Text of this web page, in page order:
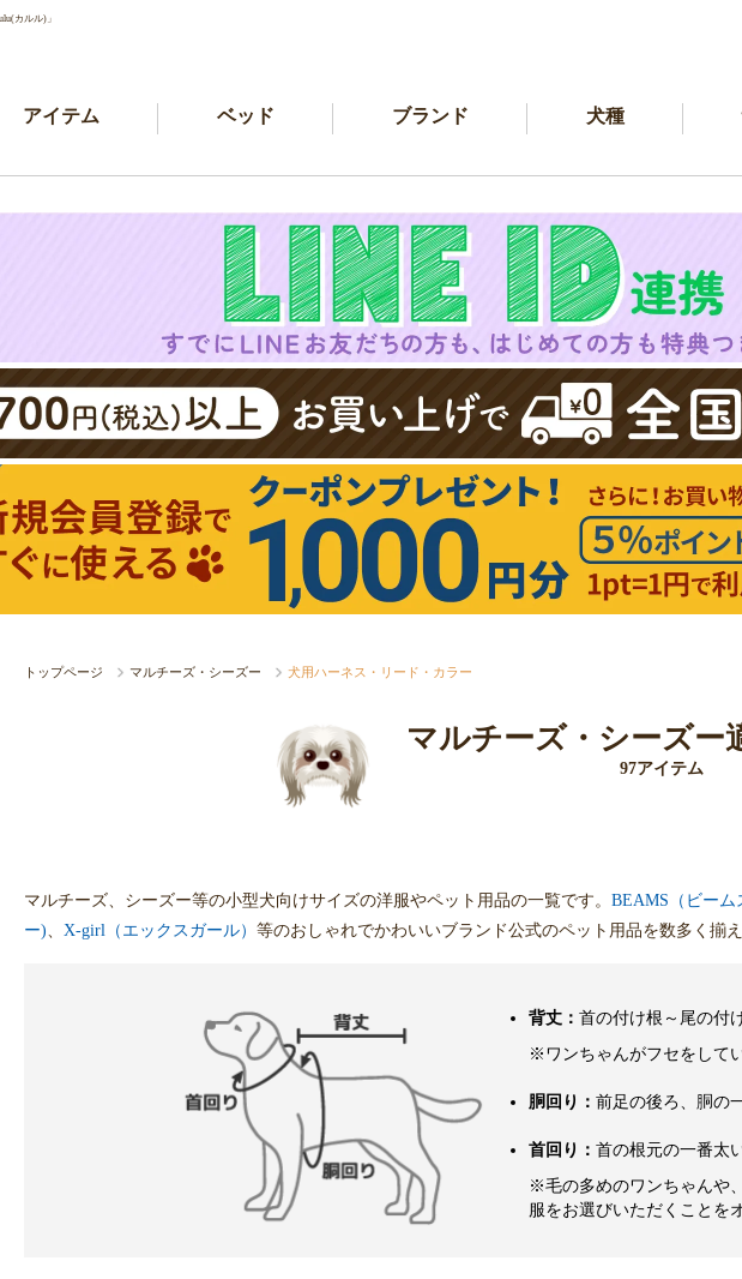
カルル)」
アイテム ベッド ブランド 犬種
トップページ マルチーズ・シーズー 犬用ハーネス・リード・カラー
マルチーズ・シーズー
97アイテム
マルチーズ、シーズー等の小型犬向けサイズの洋服やペット用品の一覧です。 BEAMS（ビーム
ー)、 X-girl（エックスガール） 等のおしゃれでかわいいブランド公式のペット用品を数多く揃え
背丈： 首の付け根～尾の付
※ワンちゃんがフセをして
胴回り： 前足の後ろ、胴の
首回り： 首の根元の一番太
※毛の多めのワンちゃんや
服をお選びいただくことを